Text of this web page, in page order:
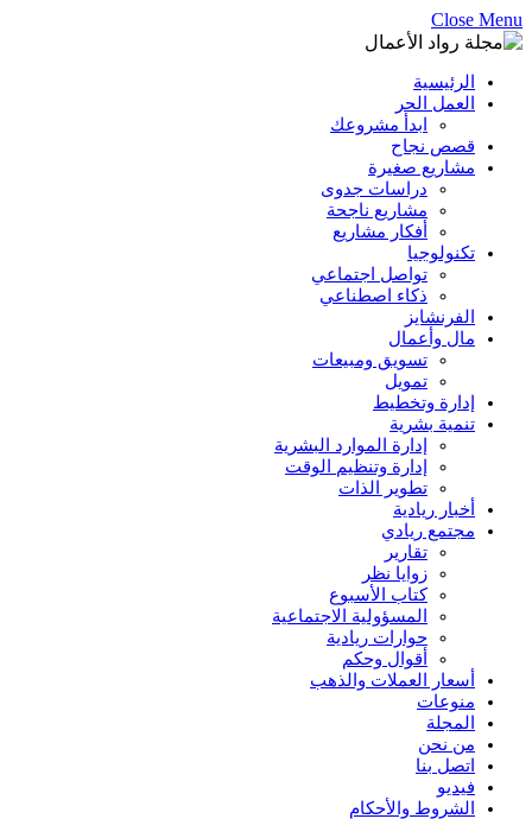
Close Menu
الرئيسية
العمل الحر
ابدأ مشروعك
قصص نجاح
مشاريع صغيرة
دراسات جدوى
مشاريع ناجحة
أفكار مشاريع
تكنولوجيا
تواصل اجتماعي
ذكاء اصطناعي
الفرنشايز
مال وأعمال
تسويق ومبيعات
تمويل
إدارة وتخطيط
تنمية بشرية
إدارة الموارد البشرية
إدارة وتنظيم الوقت
تطوير الذات
أخبار ريادية
مجتمع ريادي
تقارير
زوايا نظر
كتاب الأسبوع
المسؤولية الاجتماعية
حوارات ريادية
أقوال وحكم
أسعار العملات والذهب
منوعات
المجلة
من نحن
اتصل بنا
فيديو
الشروط والأحكام